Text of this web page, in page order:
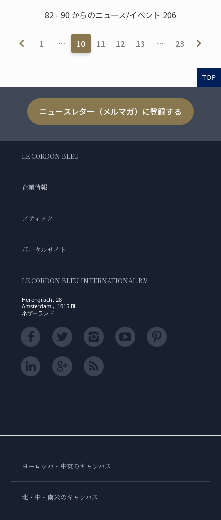
82 - 90 からのニュース/イベント 206
1 … 10 11 12 13 … 23
TOP
ニュースレター（メルマガ）に登録する
LE CORDON BLEU
企業情報
ブティック
ポータルサイト
LE CORDON BLEU INTERNATIONAL B.V.
Herengracht 28
Amsterdam , 1015 BL
ネザーランド
ヨーロッパ・中東のキャンパス
北・中・南米のキャンパス